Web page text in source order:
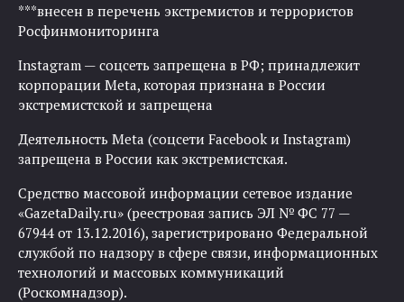
***внесен в перечень экстремистов и террористов
Росфинмониторинга
Instagram — соцсеть запрещена в РФ; принадлежит
корпорации Meta, которая признана в России
экстремистской и запрещена
Деятельность Meta (соцсети Facebook и Instagram)
запрещена в России как экстремистская.
Средство массовой информации сетевое издание
«GazetaDaily.ru» (реестровая запись ЭЛ № ФС 77 —
67944 от 13.12.2016), зарегистрировано Федеральной
службой по надзору в сфере связи, информационных
технологий и массовых коммуникаций
(Роскомнадзор).